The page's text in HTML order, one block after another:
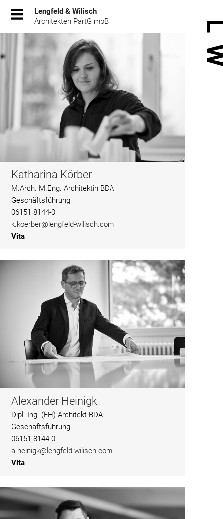
Inhalt
springen
Lengfeld & Wilisch
Architekten PartG mbB
Katharina Körber
M.Arch. M.Eng. Architektin BDA
Geschäftsführung
06151 8144-0
k.koerber@lengfeld-wilisch.com
Vita
Alexander Heinigk
Dipl.-Ing. (FH) Architekt BDA
Geschäftsführung
06151 8144-0
a.heinigk@lengfeld-wilisch.com
Vita